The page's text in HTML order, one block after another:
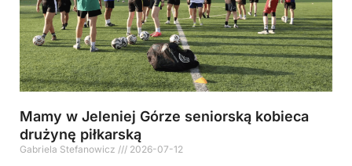
Mamy w Jeleniej Górze seniorską kobieca
drużynę piłkarską
Gabriela Stefanowicz 2026-07-12